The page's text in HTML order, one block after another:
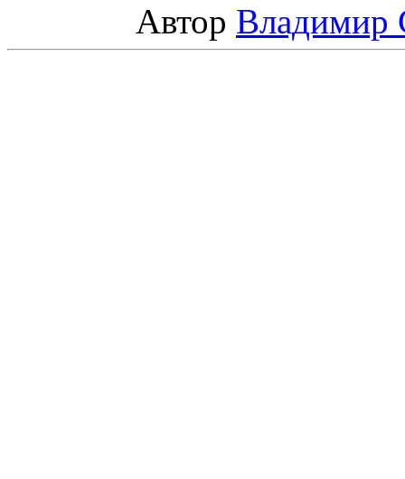
Автор Владимир